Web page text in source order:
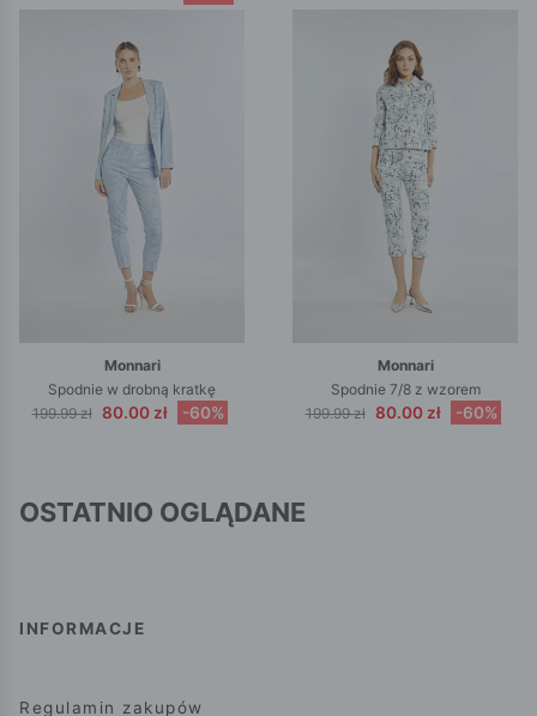
Monnari
Spodnie w drobną kratkę
199.99 zł 80.00 zł -60%
Monnari
Spodnie 7/8 z wzorem
199.99 zł 80.00 zł -60%
OSTATNIO OGLĄDANE
INFORMACJE
Regulamin zakupów